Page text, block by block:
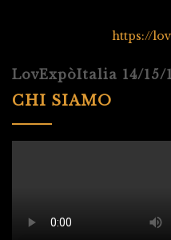
https://
LovExpòItalia 14/15/
CHI SIAMO